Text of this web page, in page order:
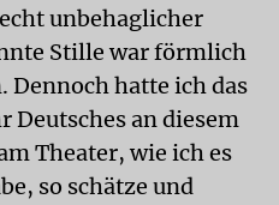
unbehaglicher
Stille war förmlich
Dennoch hatte ich das
Deutsches an diesem
Theater, wie ich es
so schätze und